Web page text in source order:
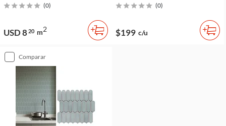
(0)
USD 820 m2
(0)
$199 c/u
comparar